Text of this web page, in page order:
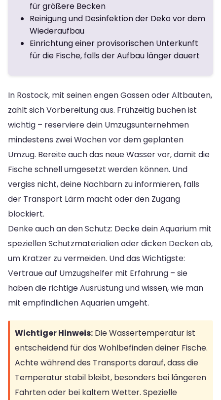
für größere Becken
Reinigung und Desinfektion der Deko vor dem
Wiederaufbau
Einrichtung einer provisorischen Unterkunft
für die Fische, falls der Aufbau länger dauert
In Rostock, mit seinen engen Gassen oder Altbauten,
zahlt sich Vorbereitung aus. Frühzeitig buchen ist
wichtig – reserviere dein Umzugsunternehmen
mindestens zwei Wochen vor dem geplanten
Umzug. Bereite auch das neue Wasser vor, damit die
Fische schnell umgesetzt werden können. Und
vergiss nicht, deine Nachbarn zu informieren, falls
der Transport Lärm macht oder den Zugang
blockiert.
Denke auch an den Schutz: Decke dein Aquarium mit
speziellen Schutzmaterialien oder dicken Decken ab,
um Kratzer zu vermeiden. Und das Wichtigste:
Vertraue auf Umzugshelfer mit Erfahrung – sie
haben die richtige Ausrüstung und wissen, wie man
mit empfindlichen Aquarien umgeht.
Wichtiger Hinweis: Die Wassertemperatur ist
entscheidend für das Wohlbefinden deiner Fische.
Achte während des Transports darauf, dass die
Temperatur stabil bleibt, besonders bei längeren
Fahrten oder bei kaltem Wetter. Spezielle